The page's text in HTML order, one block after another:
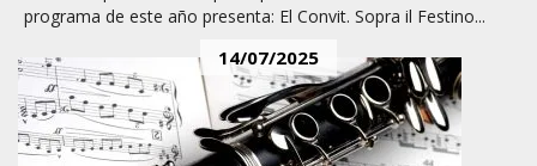
programa de este año presenta: El Convit. Sopra il Festino...
14/07/2025